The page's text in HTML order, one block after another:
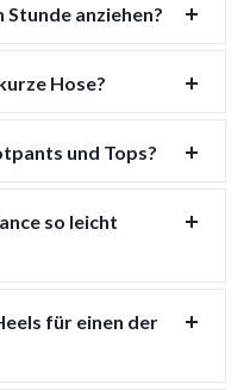
Stunde anziehen?
Hose?
und Tops?
so leicht
für einen der